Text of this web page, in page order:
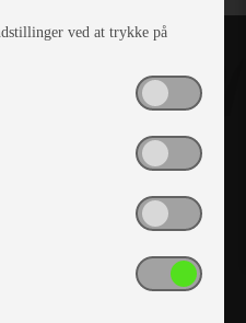
ved at trykke på